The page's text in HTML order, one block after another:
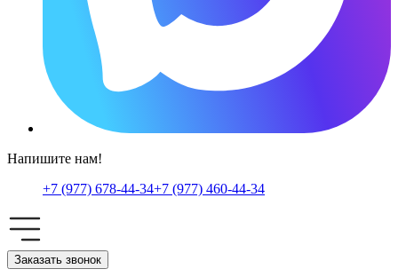
Напишите нам!
+7 (977) 678-44-34+7 (977) 460-44-34
Заказать звонок